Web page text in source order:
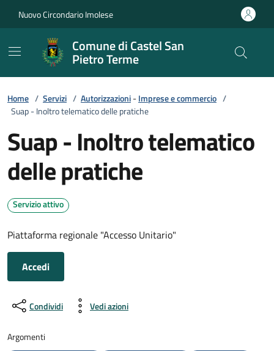
Nuovo Circondario Imolese
Comune di Castel San
Pietro Terme
Home / Servizi / Autorizzazioni-Imprese e commercio /
Suap - Inoltro telematico delle pratiche
Suap - Inoltro telematico
delle pratiche
Servizio attivo
Piattaforma regionale "Accesso Unitario"
Accedi
Condividi Vedi azioni
Argomenti